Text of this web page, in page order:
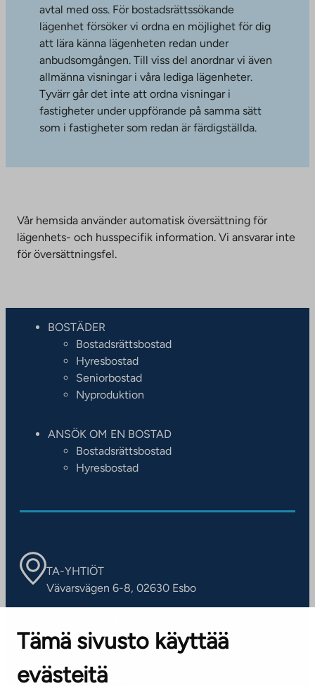
Tämä sivusto käyttää
evästeitä
avtal med oss. För bostadsrättssökande
lägenhet försöker vi ordna en möjlighet för dig
att lära känna lägenheten redan under
anbudsomgången. Till viss del anordnar vi även
allmänna visningar i våra lediga lägenheter.
Tyvärr går det inte att ordna visningar i
fastigheter under uppförande på samma sätt
som i fastigheter som redan är färdigställda.
Vår hemsida använder automatisk översättning för
lägenhets- och husspecifik information. Vi ansvarar inte
för översättningsfel.
BOSTÄDER
Bostadsrättsbostad
Hyresbostad
Seniorbostad
Nyproduktion
ANSÖK OM EN BOSTAD
Bostadsrättsbostad
Hyresbostad
TA-YHTIÖT
Vävarsvägen 6-8, 02630 Esbo
Kontaktinformation
KUNDSERVICE